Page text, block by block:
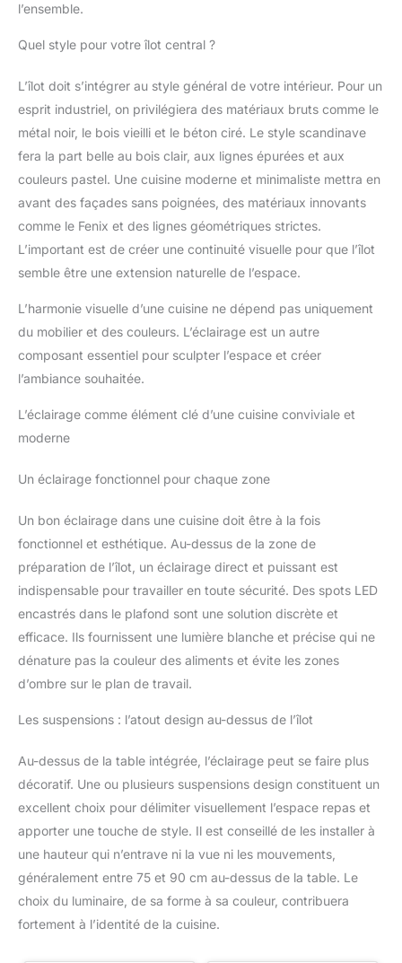
l’ensemble.
Quel style pour votre îlot central ?
L’îlot doit s’intégrer au style général de votre intérieur. Pour un
esprit industriel, on privilégiera des matériaux bruts comme le
métal noir, le bois vieilli et le béton ciré. Le style scandinave
fera la part belle au bois clair, aux lignes épurées et aux
couleurs pastel. Une cuisine moderne et minimaliste mettra en
avant des façades sans poignées, des matériaux innovants
comme le Fenix et des lignes géométriques strictes.
L’important est de créer une continuité visuelle pour que l’îlot
semble être une extension naturelle de l’espace.
L’harmonie visuelle d’une cuisine ne dépend pas uniquement
du mobilier et des couleurs. L’éclairage est un autre
composant essentiel pour sculpter l’espace et créer
l’ambiance souhaitée.
L’éclairage comme élément clé d’une cuisine conviviale et
moderne
Un éclairage fonctionnel pour chaque zone
Un bon éclairage dans une cuisine doit être à la fois
fonctionnel et esthétique. Au-dessus de la zone de
préparation de l’îlot, un éclairage direct et puissant est
indispensable pour travailler en toute sécurité. Des spots LED
encastrés dans le plafond sont une solution discrète et
efficace. Ils fournissent une lumière blanche et précise qui ne
dénature pas la couleur des aliments et évite les zones
d’ombre sur le plan de travail.
Les suspensions : l’atout design au-dessus de l’îlot
Au-dessus de la table intégrée, l’éclairage peut se faire plus
décoratif. Une ou plusieurs suspensions design constituent un
excellent choix pour délimiter visuellement l’espace repas et
apporter une touche de style. Il est conseillé de les installer à
une hauteur qui n’entrave ni la vue ni les mouvements,
généralement entre 75 et 90 cm au-dessus de la table. Le
choix du luminaire, de sa forme à sa couleur, contribuera
fortement à l’identité de la cuisine.